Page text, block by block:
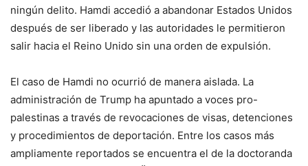
ningún delito. Hamdi accedió a abandonar Estados Unidos
después de ser liberado y las autoridades le permitieron
salir hacia el Reino Unido sin una orden de expulsión.
El caso de Hamdi no ocurrió de manera aislada. La
administración de Trump ha apuntado a voces pro-
palestinas a través de revocaciones de visas, detenciones
y procedimientos de deportación. Entre los casos más
ampliamente reportados se encuentra el de la doctoranda